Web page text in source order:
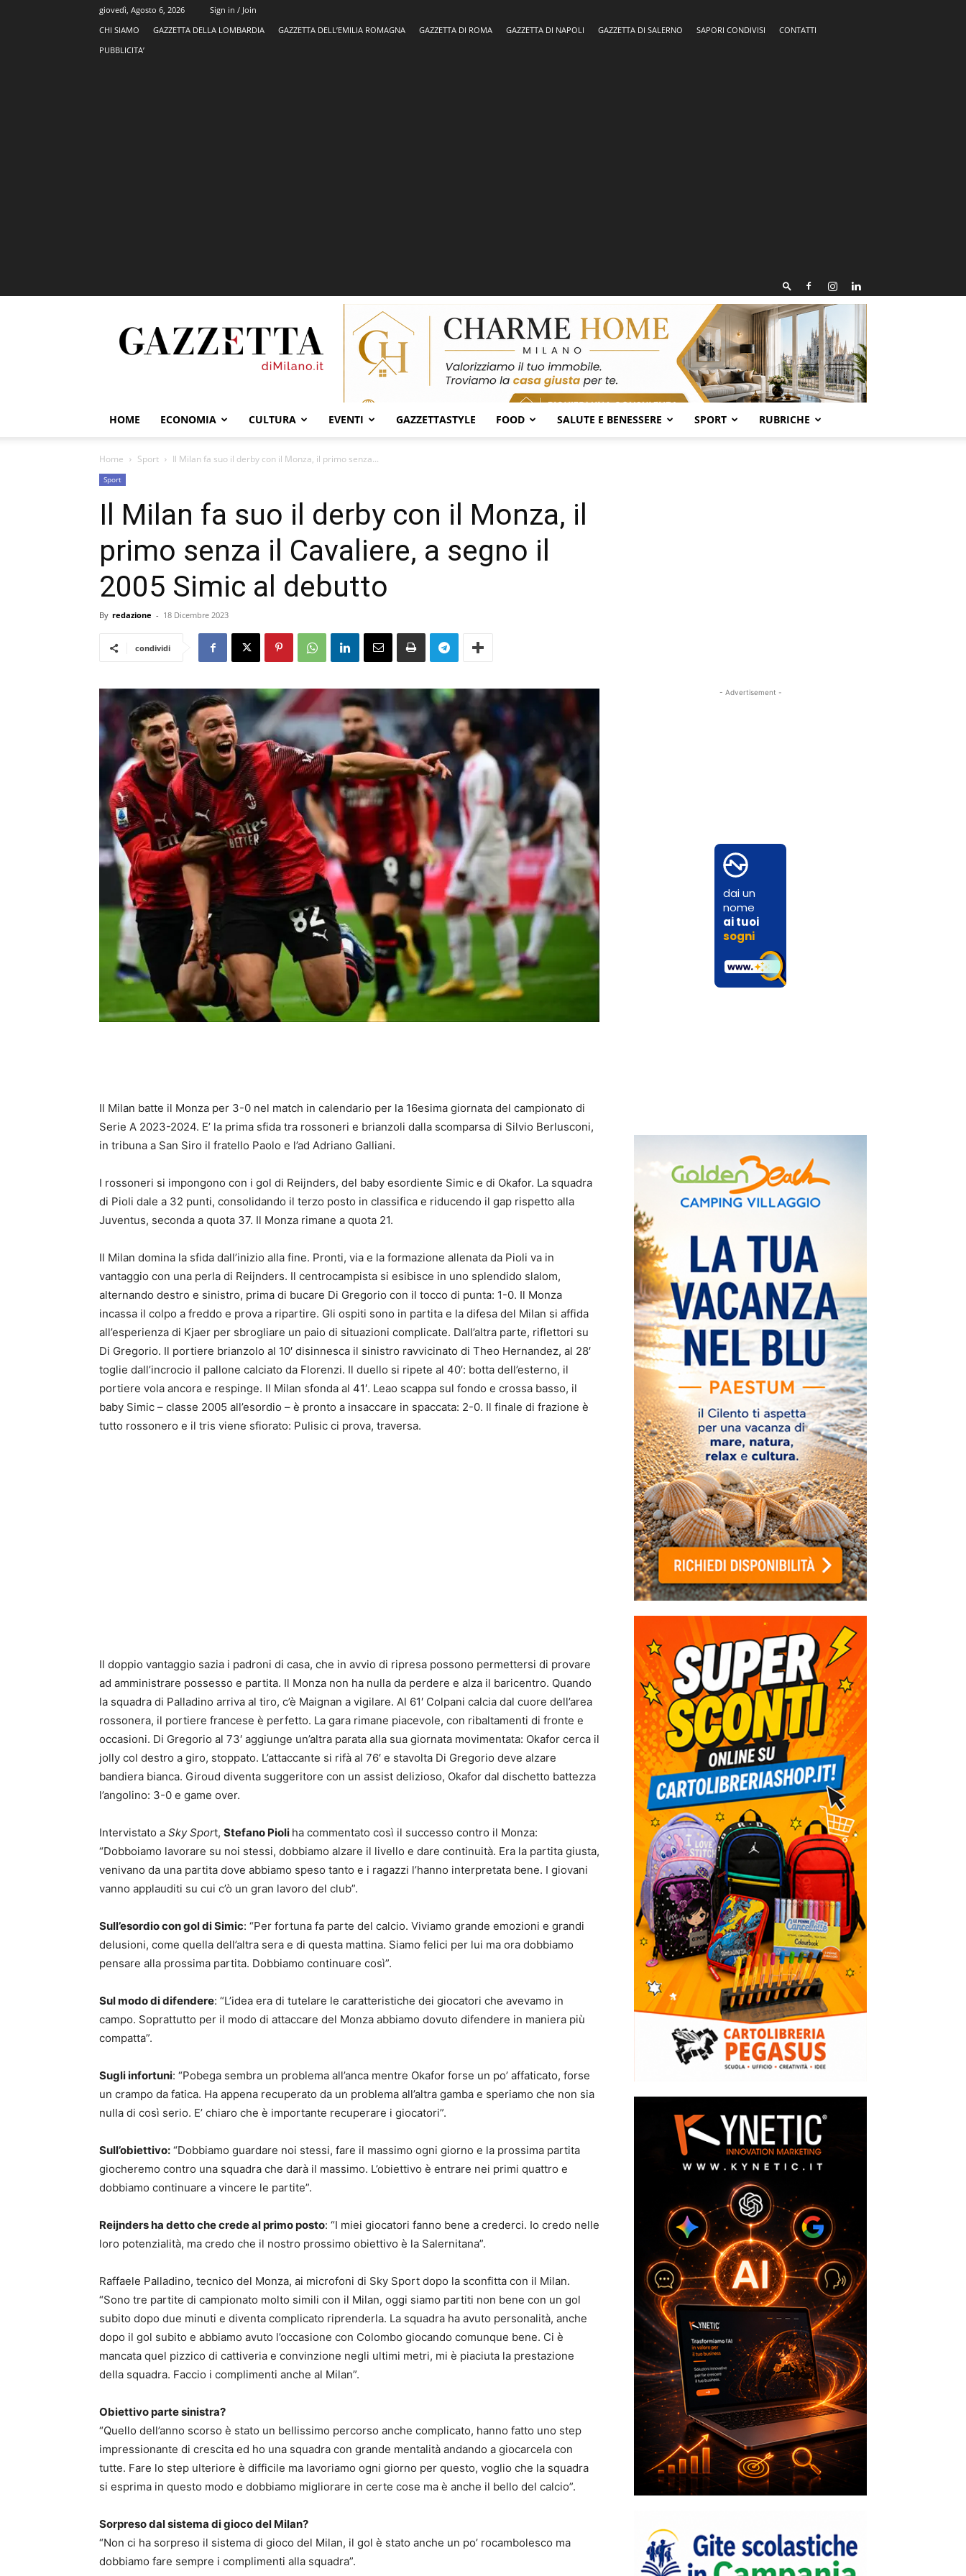
giovedì, Agosto 6, 2026
Sign in / Join
CHI SIAMO
GAZZETTA DELLA LOMBARDIA GAZZETTA DELL’EMILIA ROMAGNA GAZZETTA DI ROMA GAZZETTA DI NAPOLI GAZZETTA DI SALERNO SAPORI CONDIVISI
CONTATTI
PUBBLICITA’
HOME ECONOMIA CULTURA EVENTI GAZZETTASTYLE FOOD SALUTE E BENESSERE SPORT RUBRICHE
Home Sport Il Milan fa suo il derby con il Monza, il primo senza...
Sport
Il Milan fa suo il derby con il Monza, il
primo senza il Cavaliere, a segno il
2005 Simic al debutto
By redazione - 18 Dicembre 2023
condividi
Il Milan batte il Monza per 3-0 nel match in calendario per la 16esima giornata del campionato di
Serie A 2023-2024. E’ la prima sfida tra rossoneri e brianzoli dalla scomparsa di Silvio Berlusconi,
in tribuna a San Siro il fratello Paolo e l’ad Adriano Galliani.
I rossoneri si impongono con i gol di Reijnders, del baby esordiente Simic e di Okafor. La squadra
di Pioli dale a 32 punti, consolidando il terzo posto in classifica e riducendo il gap rispetto alla
Juventus, seconda a quota 37. Il Monza rimane a quota 21.
Il Milan domina la sfida dall’inizio alla fine. Pronti, via e la formazione allenata da Pioli va in
vantaggio con una perla di Reijnders. Il centrocampista si esibisce in uno splendido slalom,
alternando destro e sinistro, prima di bucare Di Gregorio con il tocco di punta: 1-0. Il Monza
incassa il colpo a freddo e prova a ripartire. Gli ospiti sono in partita e la difesa del Milan si affida
all’esperienza di Kjaer per sbrogliare un paio di situazioni complicate. Dall’altra parte, riflettori su
Di Gregorio. Il portiere brianzolo al 10′ disinnesca il sinistro ravvicinato di Theo Hernandez, al 28′
toglie dall’incrocio il pallone calciato da Florenzi. Il duello si ripete al 40′: botta dell’esterno, il
portiere vola ancora e respinge. Il Milan sfonda al 41′. Leao scappa sul fondo e crossa basso, il
baby Simic – classe 2005 all’esordio – è pronto a insaccare in spaccata: 2-0. Il finale di frazione è
tutto rossonero e il tris viene sfiorato: Pulisic ci prova, traversa.
Il doppio vantaggio sazia i padroni di casa, che in avvio di ripresa possono permettersi di provare
ad amministrare possesso e partita. Il Monza non ha nulla da perdere e alza il baricentro. Quando
la squadra di Palladino arriva al tiro, c’è Maignan a vigilare. Al 61′ Colpani calcia dal cuore dell’area
rossonera, il portiere francese è perfetto. La gara rimane piacevole, con ribaltamenti di fronte e
occasioni. Di Gregorio al 73′ aggiunge un’altra parata alla sua giornata movimentata: Okafor cerca il
jolly col destro a giro, stoppato. L’attaccante si rifà al 76′ e stavolta Di Gregorio deve alzare
bandiera bianca. Giroud diventa suggeritore con un assist delizioso, Okafor dal dischetto battezza
l’angolino: 3-0 e game over.
Intervistato a Sky Sport, Stefano Pioli ha commentato così il successo contro il Monza:
“Dobboiamo lavorare su noi stessi, dobbiamo alzare il livello e dare continuità. Era la partita giusta,
venivano da una partita dove abbiamo speso tanto e i ragazzi l’hanno interpretata bene. I giovani
vanno applauditi su cui c’ò un gran lavoro del club”.
Sull’esordio con gol di Simic: “Per fortuna fa parte del calcio. Viviamo grande emozioni e grandi
delusioni, come quella dell’altra sera e di questa mattina. Siamo felici per lui ma ora dobbiamo
pensare alla prossima partita. Dobbiamo continuare così”.
Sul modo di difendere: “L’idea era di tutelare le caratteristiche dei giocatori che avevamo in
campo. Soprattutto per il modo di attaccare del Monza abbiamo dovuto difendere in maniera più
compatta”.
Sugli infortuni: “Pobega sembra un problema all’anca mentre Okafor forse un po’ affaticato, forse
un crampo da fatica. Ha appena recuperato da un problema all’altra gamba e speriamo che non sia
nulla di così serio. E’ chiaro che è importante recuperare i giocatori”.
Sull’obiettivo: “Dobbiamo guardare noi stessi, fare il massimo ogni giorno e la prossima partita
giocheremo contro una squadra che darà il massimo. L’obiettivo è entrare nei primi quattro e
dobbiamo continuare a vincere le partite”.
Reijnders ha detto che crede al primo posto: “I miei giocatori fanno bene a crederci. Io credo nelle
loro potenzialità, ma credo che il nostro prossimo obiettivo è la Salernitana”.
Raffaele Palladino, tecnico del Monza, ai microfoni di Sky Sport dopo la sconfitta con il Milan.
“Sono tre partite di campionato molto simili con il Milan, oggi siamo partiti non bene con un gol
subito dopo due minuti e diventa complicato riprenderla. La squadra ha avuto personalità, anche
dopo il gol subito e abbiamo avuto l’occasione con Colombo giocando comunque bene. Ci è
mancata quel pizzico di cattiveria e convinzione negli ultimi metri, mi è piaciuta la prestazione
della squadra. Faccio i complimenti anche al Milan”.
Obiettivo parte sinistra?
“Quello dell’anno scorso è stato un bellissimo percorso anche complicato, hanno fatto uno step
impressionante di crescita ed ho una squadra con grande mentalità andando a giocarcela con
tutte. Fare lo step ulteriore è difficile ma lavoriamo ogni giorno per questo, voglio che la squadra
si esprima in questo modo e dobbiamo migliorare in certe cose ma è anche il bello del calcio”.
Sorpreso dal sistema di gioco del Milan?
“Non ci ha sorpreso il sistema di gioco del Milan, il gol è stato anche un po’ rocambolesco ma
dobbiamo fare sempre i complimenti alla squadra”.
- Advertisement -